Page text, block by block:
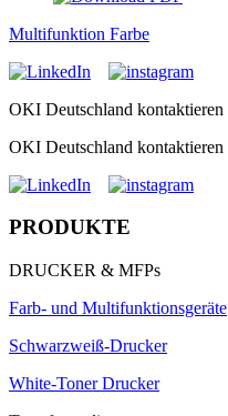
Multifunktion Farbe
OKI Deutschland kontaktieren
OKI Deutschland kontaktieren
PRODUKTE
DRUCKER & MFPs
Farb- und Multifunktionsgeräte
Schwarzweiß-Drucker
White-Toner Drucker